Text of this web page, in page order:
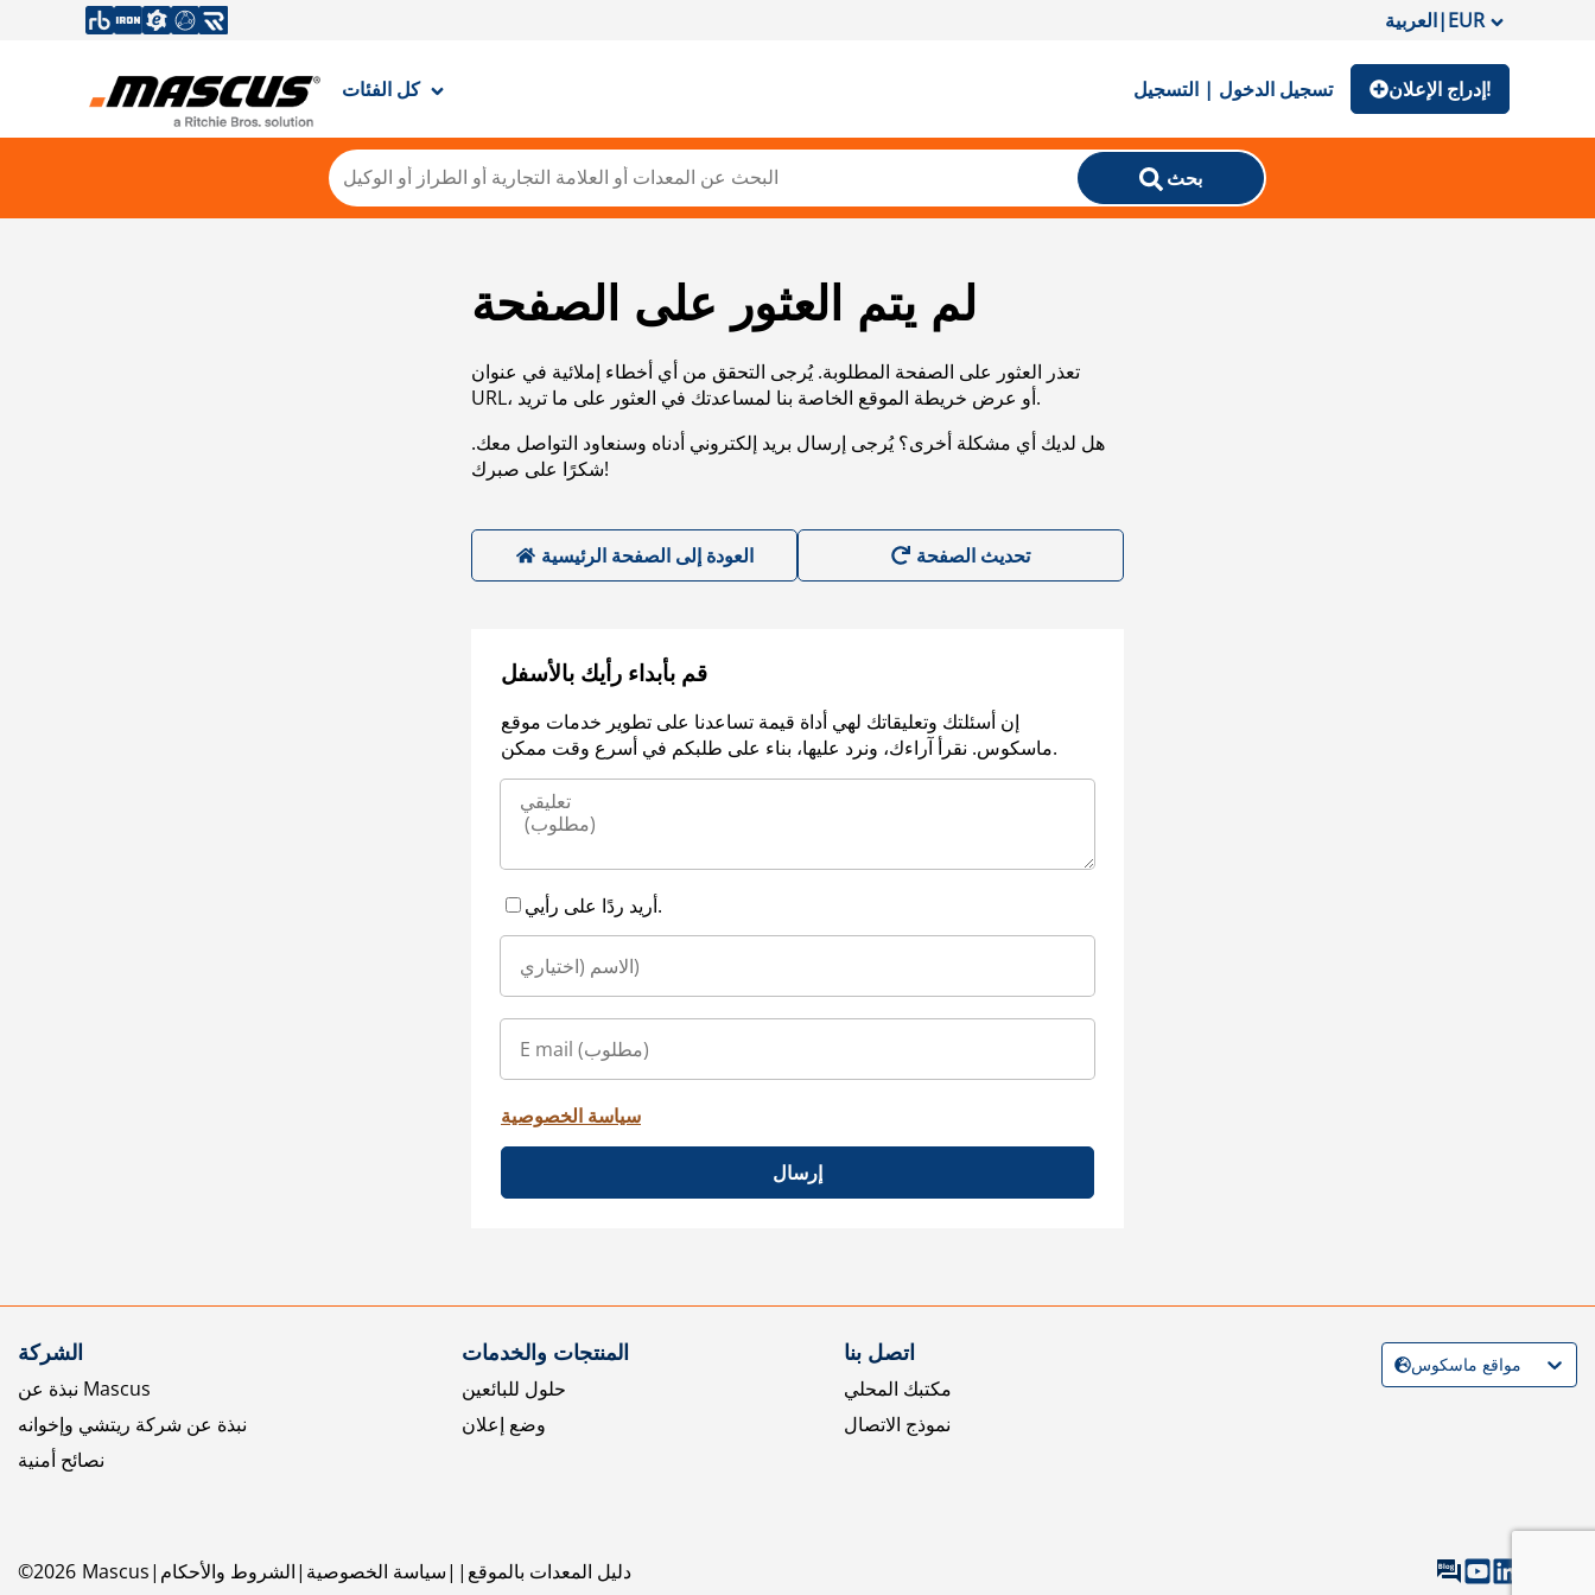
العربية|EUR
كل الفئات تسجيل الدخول | التسجيل إدراج الإعلان!
بحث
لم يتم العثور على الصفحة
تعذر العثور على الصفحة المطلوبة. يُرجى التحقق من أي أخطاء إملائية في عنوان
URL، أو عرض خريطة الموقع الخاصة بنا لمساعدتك في العثور على ما تريد.
هل لديك أي مشكلة أخرى؟ يُرجى إرسال بريد إلكتروني أدناه وسنعاود التواصل معك.
شكرًا على صبرك!
العودة إلى الصفحة الرئيسية
قم بأبداء رأيك بالأسفل
إن أسئلتك وتعليقاتك لهي أداة قيمة تساعدنا على تطوير خدمات موقع
ماسكوس. نقرأ آراءك، ونرد عليها، بناء على طلبكم في أسرع وقت ممكن.
أريد ردًا على رأيي.
سياسة الخصوصية
إرسال
الشركة
نبذة عن Mascus
نبذة عن شركة ريتشي وإخوانه
نصائح أمنية
المنتجات والخدمات
حلول للبائعين
وضع إعلان
اتصل بنا
مكتبك المحلي
نموذج الاتصال
©2026 Mascus الشروط والأحكام سياسة الخصوصية دليل المعدات بالموقع
مواقع ماسكوس